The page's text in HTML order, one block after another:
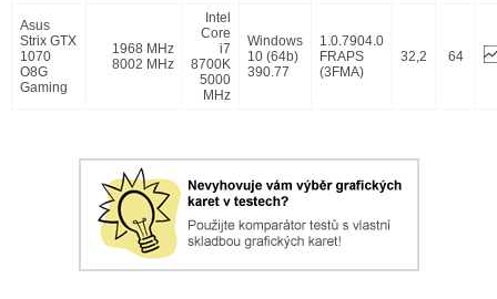
Asus
Strix GTX
1070
O8G
Gaming
1968 MHz
8002 MHz
Intel
Core
i7
8700K
5000
MHz
Windows
10 (64b)
390.77
1.0.7904.0
FRAPS
(3FMA)
32,2 64